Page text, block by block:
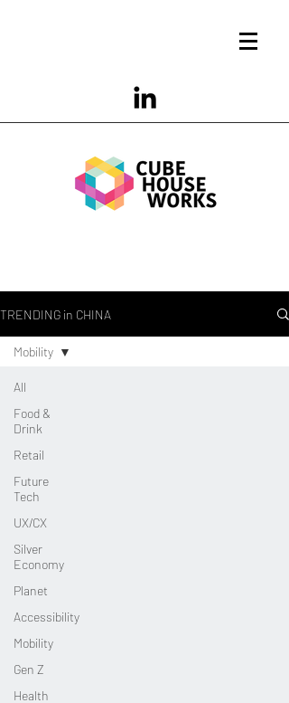
TRENDING in CHINA
All
Food &
Drink
Retail
Future
Tech
UX/CX
Silver
Economy
Planet
Accessibility
Mobility
Gen Z
Health
Mobility